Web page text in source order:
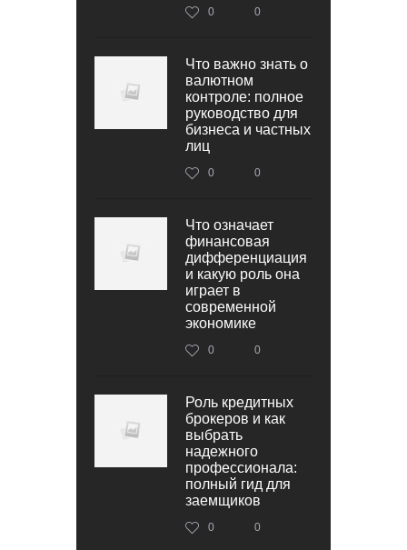
0 0
Что важно знать о
валютном
контроле: полное
руководство для
бизнеса и частных
лиц
0 0
Что означает
финансовая
дифференциация
и какую роль она
играет в
современной
экономике
0 0
Роль кредитных
брокеров и как
выбрать
надежного
профессионала:
полный гид для
заемщиков
0 0